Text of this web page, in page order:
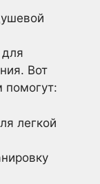
Вот
помогут:
легкой